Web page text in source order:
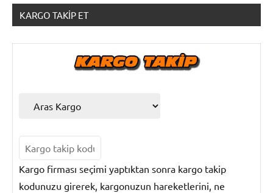
Turkey
Direct
Mail
KARGO TAKIP ET
Kargo firması seçimi yaptıktan sonra kargo takip
kodunuzu girerek, kargonuzun hareketlerini, ne